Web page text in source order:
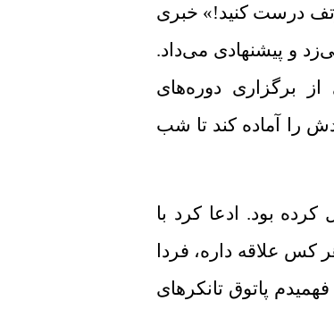
درست کنید!» خبری
و پیشنهادی می‌داد.
برگزاری دوره‌های
آماده کند تا شب
بود. ادعا کرد با
کس علاقه داره، فردا
پاتوق تانکر‌های